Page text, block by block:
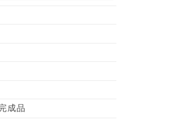
成品